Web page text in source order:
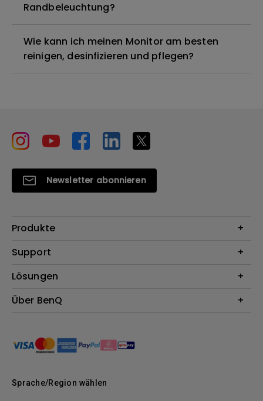
Randbeleuchtung?
Wie kann ich meinen Monitor am besten
reinigen, desinfizieren und pflegen?
Newsletter abonnieren
Produkte
Beamer
Lampen
Webcams
Support
Kontakt
Reparaturservice
BenQ Blog
Lösungen
Für Unternehmen
Über BenQ
Nachhaltigkeit
News
Sprache/Region wählen